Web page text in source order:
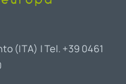
(ITA) | Tel. +39 0461